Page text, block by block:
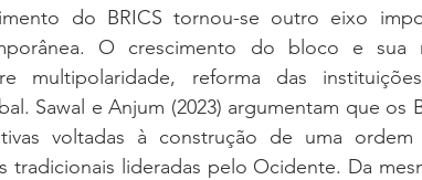
do BRICS tornou-se outro eixo
O crescimento do bloco e sua
multipolaridade, reforma das
Sawal e Anjum (2023) argumentam que os
voltadas à construção de uma ordem
tradicionais lideradas pelo Ocidente. Da